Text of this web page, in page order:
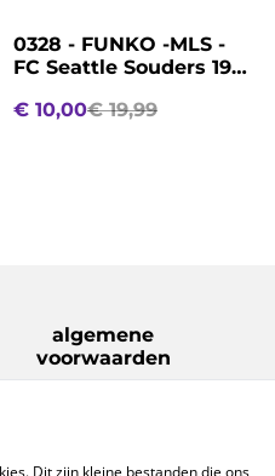
%
0328 - FUNKO -MLS -
FC Seattle Souders 1974
€ 10,00€ 19,99
algemene
voorwaarden
&
Dit zijn kleine bestanden die ons